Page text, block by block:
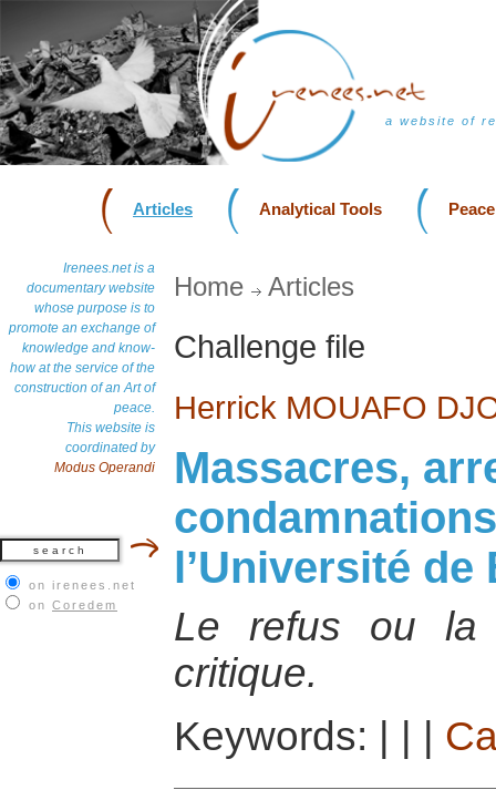
a website of
Articles Analytical Tools
Irenees.net is a
documentary website
whose purpose is to
promote an exchange of
knowledge and know-
how at the service of the
construction of an Art of
peace.
This website is
coordinated by
Modus Operandi
on irenees.net
on Coredem
Home Articles
Challenge file
Herrick MOUAFO
Massacres,
l’Université de
Le refus ou la
critique.
Keywords: